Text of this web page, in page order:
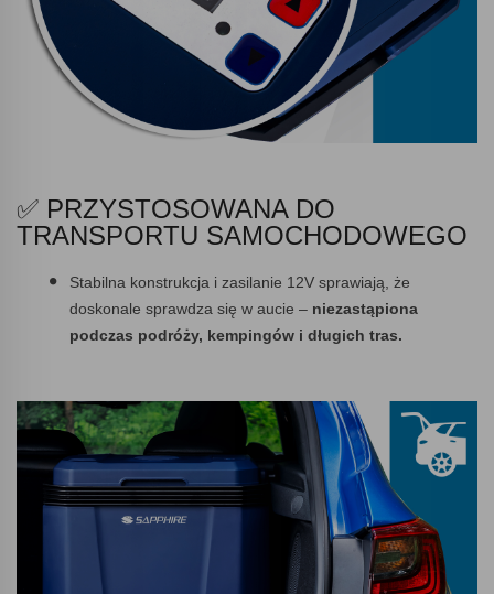
✅ PRZYSTOSOWANA DO
TRANSPORTU SAMOCHODOWEGO
Stabilna konstrukcja i zasilanie 12V sprawiają, że
doskonale sprawdza się w aucie – niezastąpiona
podczas podróży, kempingów i długich tras.